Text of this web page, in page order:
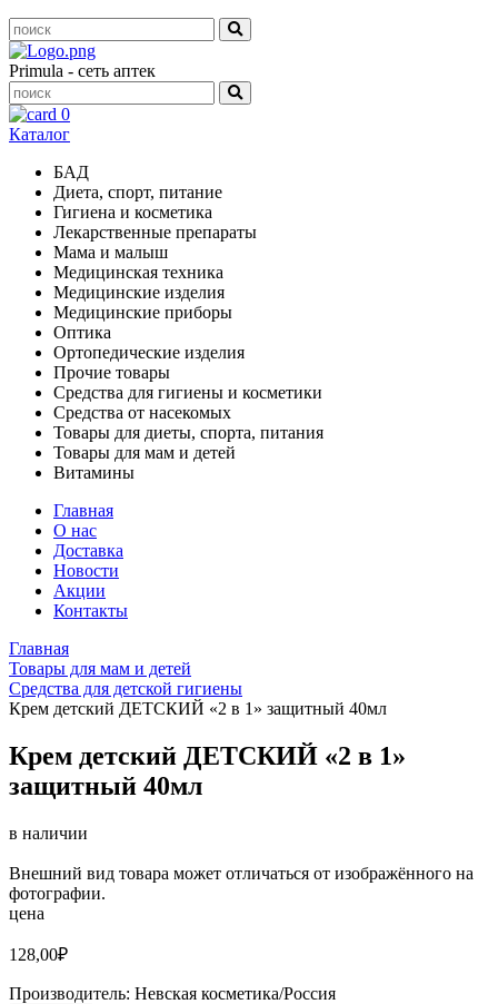
Primula - сеть аптек
0
Каталог
БАД
Диета, спорт, питание
Гигиена и косметика
Лекарственные препараты
Мама и малыш
Медицинская техника
Медицинские изделия
Медицинские приборы
Оптика
Ортопедические изделия
Прочие товары
Средства для гигиены и косметики
Средства от насекомых
Товары для диеты, спорта, питания
Товары для мам и детей
Витамины
Главная
О нас
Доставка
Новости
Акции
Контакты
Главная
Товары для мам и детей
Средства для детской гигиены
Крем детский ДЕТСКИЙ «2 в 1» защитный 40мл
Крем детский ДЕТСКИЙ «2 в 1»
защитный 40мл
в наличии
Внешний вид товара может отличаться от изображённого на
фотографии.
цена
128,00₽
Производитель: Невская косметика/Россия